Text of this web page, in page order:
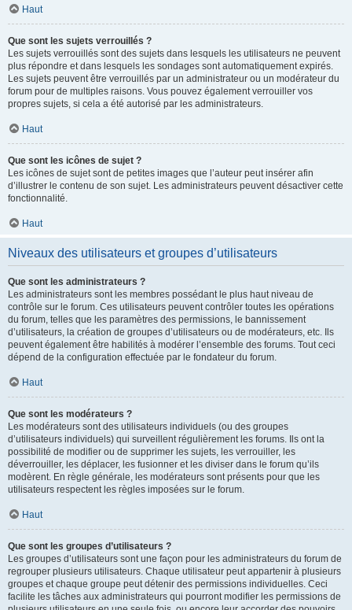
Haut
Que sont les sujets verrouillés ?
Les sujets verrouillés sont des sujets dans lesquels les utilisateurs ne peuvent
plus répondre et dans lesquels les sondages sont automatiquement expirés.
Les sujets peuvent être verrouillés par un administrateur ou un modérateur du
forum pour de multiples raisons. Vous pouvez également verrouiller vos
propres sujets, si cela a été autorisé par les administrateurs.
Haut
Que sont les icônes de sujet ?
Les icônes de sujet sont de petites images que l’auteur peut insérer afin
d’illustrer le contenu de son sujet. Les administrateurs peuvent désactiver cette
fonctionnalité.
Haut
Niveaux des utilisateurs et groupes d’utilisateurs
Que sont les administrateurs ?
Les administrateurs sont les membres possédant le plus haut niveau de
contrôle sur le forum. Ces utilisateurs peuvent contrôler toutes les opérations
du forum, telles que les paramètres des permissions, le bannissement
d’utilisateurs, la création de groupes d’utilisateurs ou de modérateurs, etc. Ils
peuvent également être habilités à modérer l’ensemble des forums. Tout ceci
dépend de la configuration effectuée par le fondateur du forum.
Haut
Que sont les modérateurs ?
Les modérateurs sont des utilisateurs individuels (ou des groupes
d’utilisateurs individuels) qui surveillent régulièrement les forums. Ils ont la
possibilité de modifier ou de supprimer les sujets, les verrouiller, les
déverrouiller, les déplacer, les fusionner et les diviser dans le forum qu’ils
modèrent. En règle générale, les modérateurs sont présents pour que les
utilisateurs respectent les règles imposées sur le forum.
Haut
Que sont les groupes d’utilisateurs ?
Les groupes d’utilisateurs sont une façon pour les administrateurs du forum de
regrouper plusieurs utilisateurs. Chaque utilisateur peut appartenir à plusieurs
groupes et chaque groupe peut détenir des permissions individuelles. Ceci
facilite les tâches aux administrateurs qui pourront modifier les permissions de